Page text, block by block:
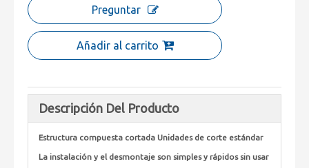
Preguntar
Añadir al carrito
Descripción Del Producto
Estructura compuesta cortada Unidades de corte estándar
La instalación y el desmontaje son simples y rápidos sin usar